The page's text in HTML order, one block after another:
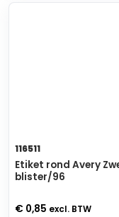
116511
Etiket rond Avery
blister/96
€ 0,85 excl. BTW